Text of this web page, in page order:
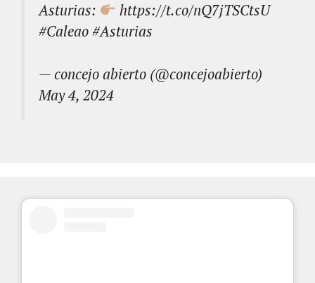
Asturias:
https://t.co/nQ7jTSCtsU
#Caleao#Asturias
— concejo abierto (@concejoabierto)
May 4, 2024